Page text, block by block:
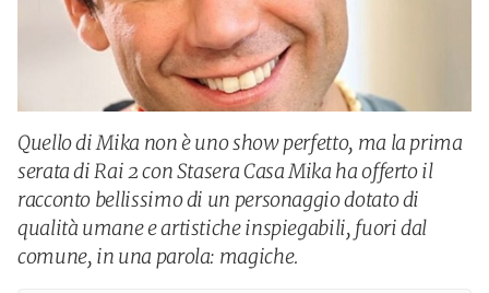
Quello di Mika non è uno show perfetto, ma la prima
serata di Rai 2 con Stasera Casa Mika ha offerto il
racconto bellissimo di un personaggio dotato di
qualità umane e artistiche inspiegabili, fuori dal
comune, in una parola: magiche.